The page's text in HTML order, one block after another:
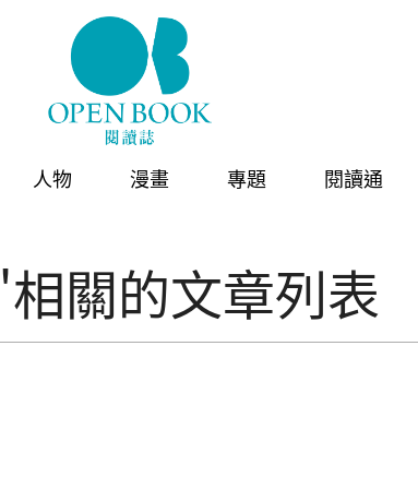
人物 漫畫 專題 閱讀通
關的文章列表